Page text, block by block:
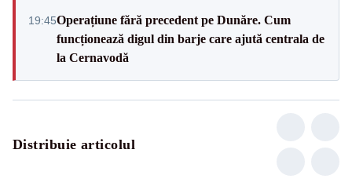
19:45Operațiune fără precedent pe Dunăre. Cum
funcționează digul din barje care ajută centrala de
la Cernavodă
Distribuie articolul